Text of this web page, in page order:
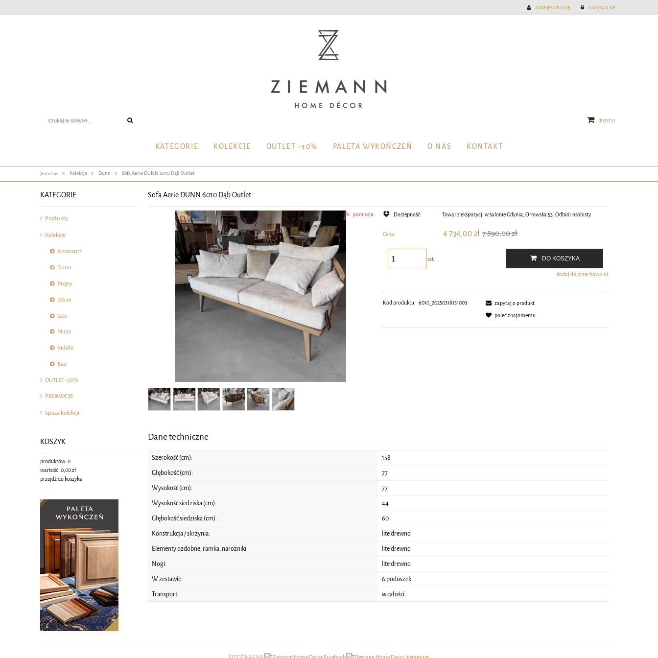
ZAREJESTRUJ SIĘ ZALOGUJ SIĘ
(PUSTY)
KATEGORIE KOLEKCJE OUTLET -40% PALETA WYKOŃCZEŃ O NAS KONTAKT
Jesteś w: » Kolekcje » Dunn » Sofa Aerie DUNN 6010 Dąb Outlet
KATEGORIE
Produkty
Kolekcje
Amaranth
Dunn
Bugsy
Décor
Geo
Muzo
Riddle
Bao
OUTLET -40%
PROMOCJE
Spoza kolekcji
KOSZYK
produktów: 0
wartość: 0,00 zł
przejdź do koszyka
Sofa Aerie DUNN 6010 Dąb Outlet
promocja Dostępność: Towar z ekspozycji w salonie Gdynia, Orłowska 53. Odbiór osobisty.
Cena: 4 734,00 zł 7 890,00 zł
szt. DO KOSZYKA
dodaj do przechowalni
Kod produktu: 6010_20250318131003
zapytaj o produkt
poleć znajomemu
Dane techniczne
Szerokość (cm):
158
Głębokość (cm):
77
Wysokość (cm):
77
Wysokość siedziska (cm):
44
Głębokość siedziska (cm):
60
Konstrukcja / skrzynia:
lite drewno
Elementy ozdobne, ramka, narożniki
lite drewno
Nogi:
lite drewno
W zestawie:
6 poduszek
Transport:
w całości